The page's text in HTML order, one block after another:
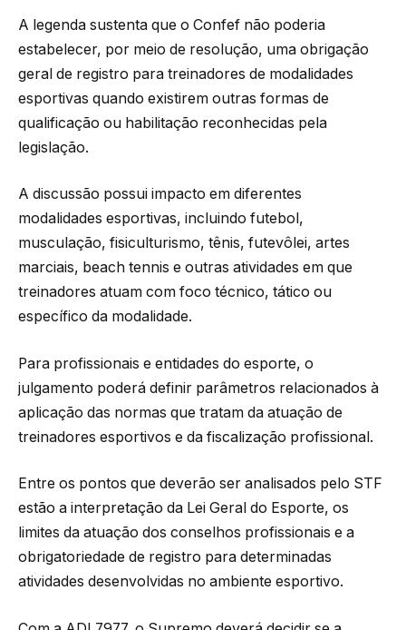
A legenda sustenta que o Confef não poderia
estabelecer, por meio de resolução, uma obrigação
geral de registro para treinadores de modalidades
esportivas quando existirem outras formas de
qualificação ou habilitação reconhecidas pela
legislação.
A discussão possui impacto em diferentes
modalidades esportivas, incluindo futebol,
musculação, fisiculturismo, tênis, futevôlei, artes
marciais, beach tennis e outras atividades em que
treinadores atuam com foco técnico, tático ou
específico da modalidade.
Para profissionais e entidades do esporte, o
julgamento poderá definir parâmetros relacionados à
aplicação das normas que tratam da atuação de
treinadores esportivos e da fiscalização profissional.
Entre os pontos que deverão ser analisados pelo STF
estão a interpretação da Lei Geral do Esporte, os
limites da atuação dos conselhos profissionais e a
obrigatoriedade de registro para determinadas
atividades desenvolvidas no ambiente esportivo.